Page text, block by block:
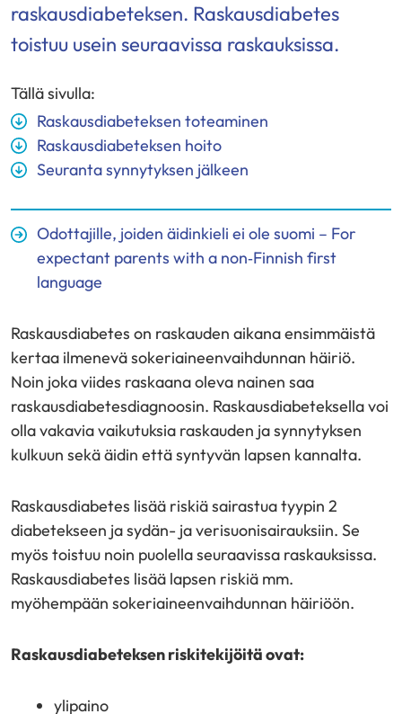
raskausdiabeteksen. Raskausdiabetes
toistuu usein seuraavissa raskauksissa.
Tällä sivulla:
Raskausdiabeteksen toteaminen
Raskausdiabeteksen hoito
Seuranta synnytyksen jälkeen
Odottajille, joiden äidinkieli ei ole suomi – For
expectant parents with a non‑Finnish first
language
Raskausdiabetes on raskauden aikana ensimmäistä
kertaa ilmenevä sokeriaineenvaihdunnan häiriö.
Noin joka viides raskaana oleva nainen saa
raskausdiabetesdiagnoosin. Raskausdiabeteksella voi
olla vakavia vaikutuksia raskauden ja synnytyksen
kulkuun sekä äidin että syntyvän lapsen kannalta.
Raskausdiabetes lisää riskiä sairastua tyypin 2
diabetekseen ja sydän- ja verisuonisairauksiin. Se
myös toistuu noin puolella seuraavissa raskauksissa.
Raskausdiabetes lisää lapsen riskiä mm.
myöhempään sokeriaineenvaihdunnan häiriöön.
Raskausdiabeteksen riskitekijöitä ovat:
ylipaino